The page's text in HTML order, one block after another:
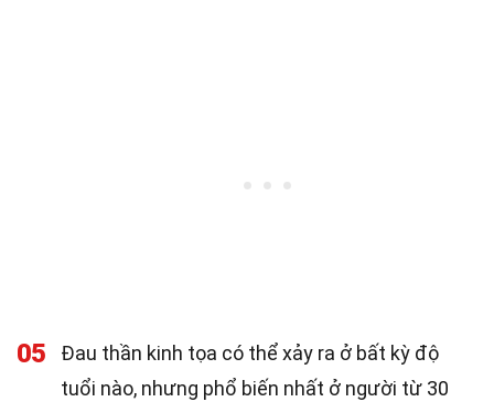
05
Đau thần kinh tọa có thể xảy ra ở bất kỳ độ
tuổi nào, nhưng phổ biến nhất ở người từ 30